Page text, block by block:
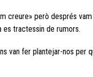
creure» però després
es tractessin de rumors.
van fer plantejar-nos per